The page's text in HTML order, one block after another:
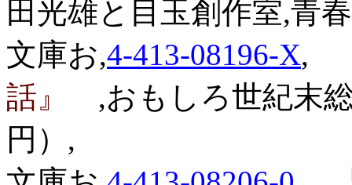
田光雄と目玉創作室,青
文庫お,4-413-08196-X,
話』 ,おもしろ世紀末
円）,